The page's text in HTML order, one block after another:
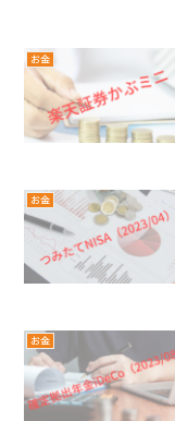
お金
お金
お金